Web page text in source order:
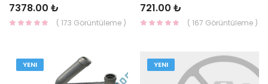
7378.00 ₺
( 173 Görüntüleme )
721.00 ₺
( 167 Görüntüleme )
YENI YENI